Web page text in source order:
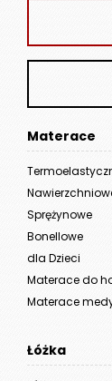
Materace
Sprężynowe
Bonellowe
dla Dzieci
Materace do
Materace
Łóżka